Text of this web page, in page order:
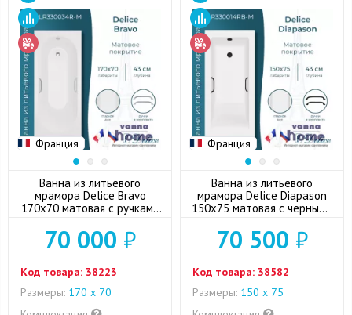
Франция
Ванна из литьевого
мрамора Delice Bravo
170x70 матовая с ручками
70 000 ₽
Код товара: 38223
Размеры: 170 х 70
Франция
Ванна из литьевого
мрамора Delice Diapason
150x75 матовая с черными
70 500 ₽
Код товара: 38582
Размеры: 150 х 75